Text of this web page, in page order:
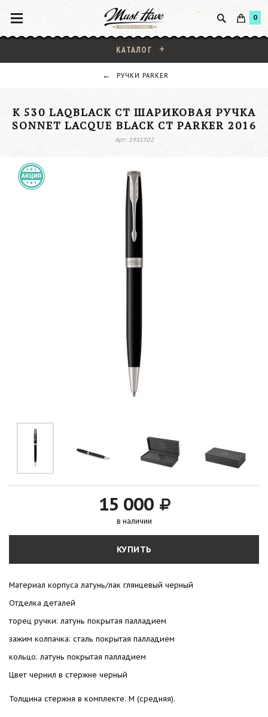
0
КАТАЛОГ
РУЧКИ PARKER
K 530 LAQBLACK CT ШАРИКОВАЯ РУЧКА
SONNET LACQUE BLACK CT PARKER 2016
Арт: 1931502
15 000
в наличии
КУПИТЬ
Материал корпуса латунь/лак глянцевый черный
Отделка деталей
торец ручки: латунь покрытая палладием
зажим колпачка: сталь покрытая палладием
кольцо: латунь покрытая палладием
Цвет чернил в стержне черный
Толщина стержня в комплекте: M (средняя).